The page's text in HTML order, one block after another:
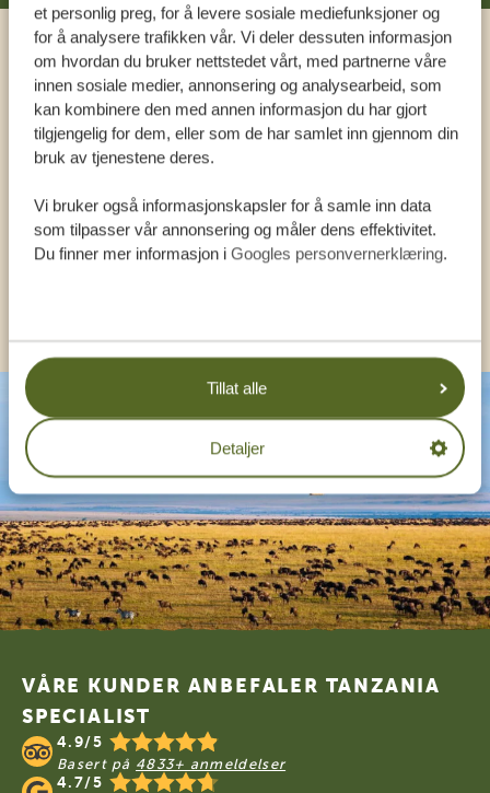
et personlig preg, for å levere sosiale mediefunksjoner og
for å analysere trafikken vår. Vi deler dessuten informasjon
om hvordan du bruker nettstedet vårt, med partnerne våre
innen sosiale medier, annonsering og analysearbeid, som
kan kombinere den med annen informasjon du har gjort
tilgjengelig for dem, eller som de har samlet inn gjennom din
bruk av tjenestene deres.
Vi bruker også informasjonskapsler for å samle inn data
som tilpasser vår annonsering og måler dens effektivitet.
Du finner mer informasjon i Googles personvernerklæring.
Tillat alle
Detaljer
Ring en ekspert
VÅRE SPESIALISTER ER HER FOR Å HJELPE
NORSK:+31 174 788 108
Footer
VÅRE KUNDER ANBEFALER TANZANIA
SPECIALIST
4.9/5
Basert på 4833+ anmeldelser
4.7/5